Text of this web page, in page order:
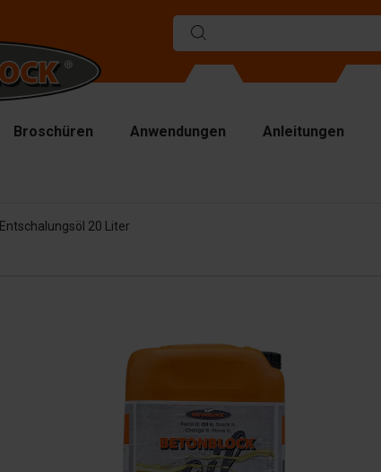
Trennwände
Zubehör
Broschüren Anwendungen Anleitungen
Entschalungsöl 20 Liter